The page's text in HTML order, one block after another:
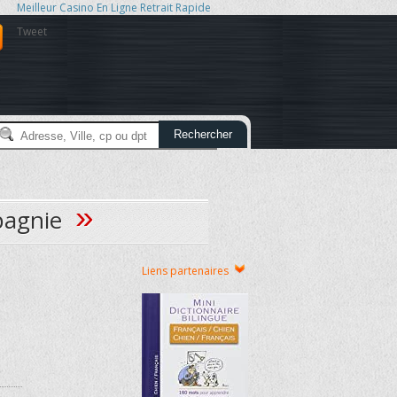
Meilleur Casino En Ligne Retrait Rapide
Tweet
Rechercher
»
Liens partenaires